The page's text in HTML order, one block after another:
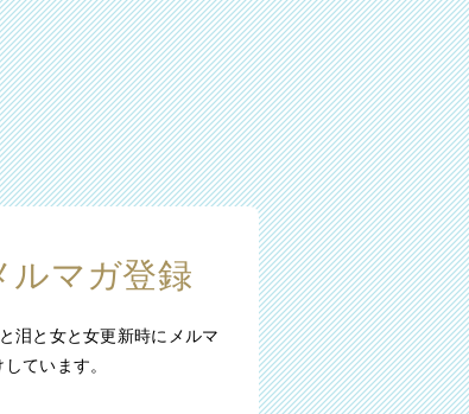
ルマガ登録
泪と女と女更新時にメルマ
ています。